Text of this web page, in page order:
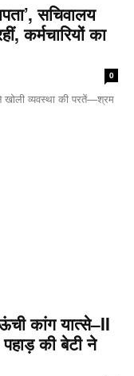
सचिवालय
कर्मचारियों का
0
ने खोली व्यवस्था की परतें—श्रम
कांग यात्से–II
की बेटी ने